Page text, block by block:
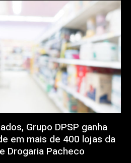
Grupo DPSP ganha
em mais de 400 lojas da
Drogaria Pacheco